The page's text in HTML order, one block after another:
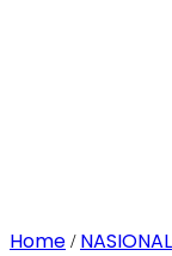
Home / NASIONAL